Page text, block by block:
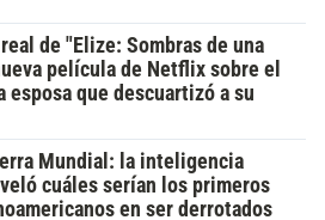
de "Elize: Sombras de una
película de Netflix sobre el
esposa que descuartizó a su
Mundial: la inteligencia
cuáles serían los primeros
en ser derrotados